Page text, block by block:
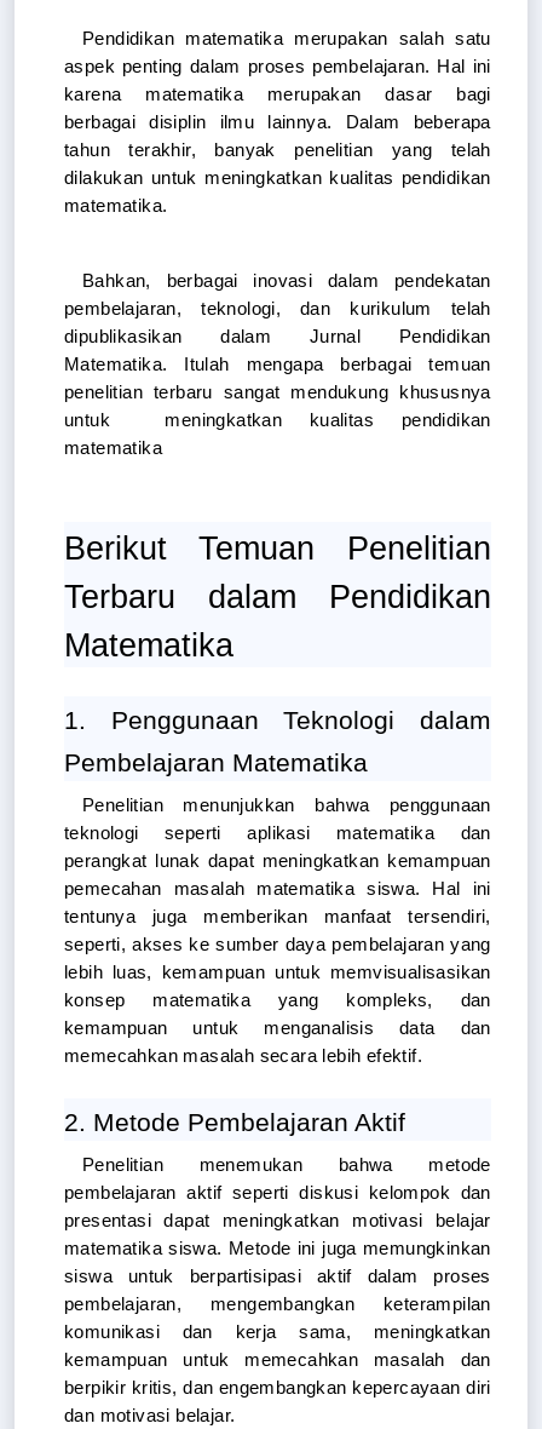
Pendidikan matematika merupakan salah satu
aspek penting dalam proses pembelajaran. Hal ini
karena matematika merupakan dasar bagi
berbagai disiplin ilmu lainnya. Dalam beberapa
tahun terakhir, banyak penelitian yang telah
dilakukan untuk meningkatkan kualitas pendidikan
matematika.
Bahkan, berbagai inovasi dalam pendekatan
pembelajaran, teknologi, dan kurikulum telah
dipublikasikan dalam Jurnal Pendidikan
Matematika. Itulah mengapa berbagai temuan
penelitian terbaru sangat mendukung khususnya
untuk  meningkatkan kualitas pendidikan
matematika
Berikut Temuan Penelitian
Terbaru dalam Pendidikan
Matematika
1. Penggunaan Teknologi dalam
Pembelajaran Matematika
Penelitian menunjukkan bahwa penggunaan
teknologi seperti aplikasi matematika dan
perangkat lunak dapat meningkatkan kemampuan
pemecahan masalah matematika siswa. Hal ini
tentunya juga memberikan manfaat tersendiri,
seperti, akses ke sumber daya pembelajaran yang
lebih luas, kemampuan untuk memvisualisasikan
konsep matematika yang kompleks, dan
kemampuan untuk menganalisis data dan
memecahkan masalah secara lebih efektif.
2. Metode Pembelajaran Aktif
Penelitian menemukan bahwa metode
pembelajaran aktif seperti diskusi kelompok dan
presentasi dapat meningkatkan motivasi belajar
matematika siswa. Metode ini juga memungkinkan
siswa untuk berpartisipasi aktif dalam proses
pembelajaran, mengembangkan keterampilan
komunikasi dan kerja sama, meningkatkan
kemampuan untuk memecahkan masalah dan
berpikir kritis, dan engembangkan kepercayaan diri
dan motivasi belajar.